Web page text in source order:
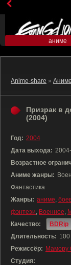
аниме
Anime-share » Аниме
Призрак в
(2004)
Год: 2004
Дата выхода:
Возрастное
Аниме жанры:
Фантастика
Жанры: аниме,
фэнтези, Военное,
Качество:
BDRip
Длительность: 100
Режиссёр: Мамору
Студия: